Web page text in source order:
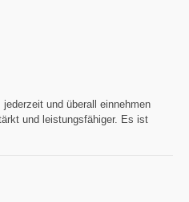
und überall einnehmen
und leistungsfähiger. Es ist